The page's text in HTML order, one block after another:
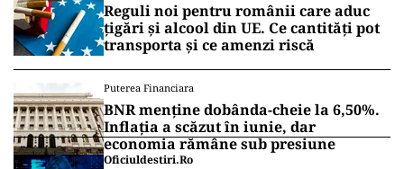
Reguli noi pentru românii care aduc
țigări și alcool din UE. Ce cantități pot
transporta și ce amenzi riscă
Puterea Financiara
BNR menține dobânda-cheie la 6,50%.
Inflația a scăzut în iunie, dar
economia rămâne sub presiune
Oficiuldestiri.ro